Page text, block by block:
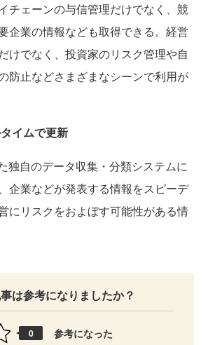
チェーンの与信管理だけでなく、競
企業の情報なども取得できる。経営
けでなく、投資家のリスク管理や自
防止などさまざまなシーンで利用が
イムで更新
独自のデータ収集・分類システムに
企業などが発表する情報をスピーデ
にリスクをおよぼす可能性がある情
は参考になりましたか？
0 参考になった